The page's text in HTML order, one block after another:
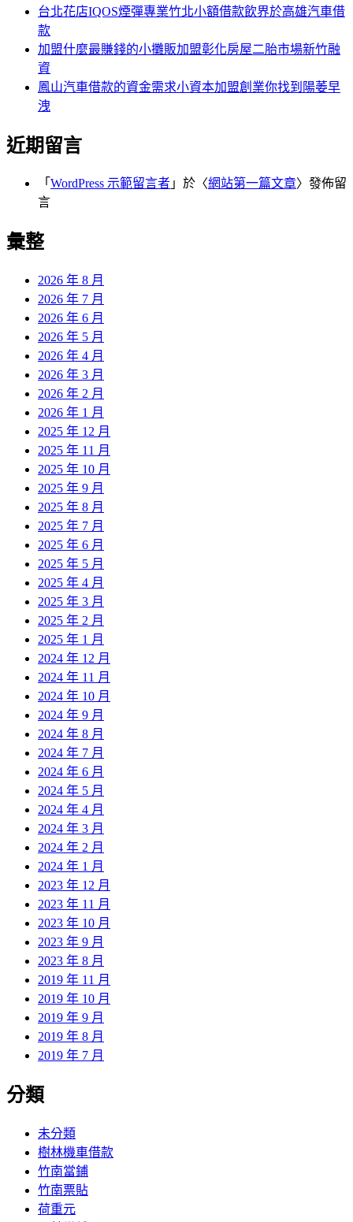
台北花店IQOS煙彈專業竹北小額借款飲界於高雄汽車借
款
加盟什麼最賺錢的小攤販加盟彰化房屋二胎市場新竹融
資
鳳山汽車借款的資金需求小資本加盟創業你找到陽萎早
洩
近期留言
「 WordPress 示範留言者 」於〈網站第一篇文章〉發佈留
言
彙整
2026 年 8 月
2026 年 7 月
2026 年 6 月
2026 年 5 月
2026 年 4 月
2026 年 3 月
2026 年 2 月
2026 年 1 月
2025 年 12 月
2025 年 11 月
2025 年 10 月
2025 年 9 月
2025 年 8 月
2025 年 7 月
2025 年 6 月
2025 年 5 月
2025 年 4 月
2025 年 3 月
2025 年 2 月
2025 年 1 月
2024 年 12 月
2024 年 11 月
2024 年 10 月
2024 年 9 月
2024 年 8 月
2024 年 7 月
2024 年 6 月
2024 年 5 月
2024 年 4 月
2024 年 3 月
2024 年 2 月
2024 年 1 月
2023 年 12 月
2023 年 11 月
2023 年 10 月
2023 年 9 月
2023 年 8 月
2019 年 11 月
2019 年 10 月
2019 年 9 月
2019 年 8 月
2019 年 7 月
分類
未分類
樹林機車借款
竹南當鋪
竹南票貼
荷重元